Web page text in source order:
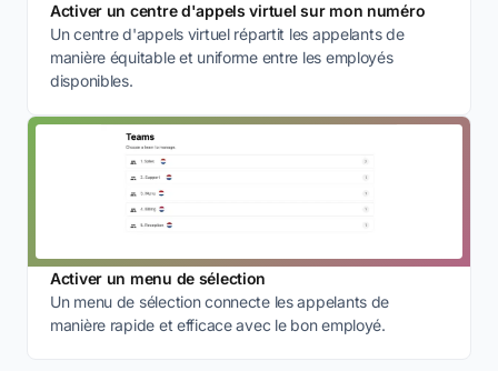
Activer un centre d'appels virtuel sur mon numéro
Un centre d'appels virtuel répartit les appelants de
manière équitable et uniforme entre les employés
disponibles.
Activer un menu de sélection
Un menu de sélection connecte les appelants de
manière rapide et efficace avec le bon employé.